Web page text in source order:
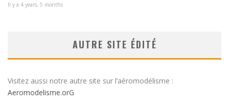
Il y a 4 years, 5 months
AUTRE SITE ÉDITÉ
Visitez aussi notre autre site sur l’aéromodélisme :
Aeromodelisme.orG